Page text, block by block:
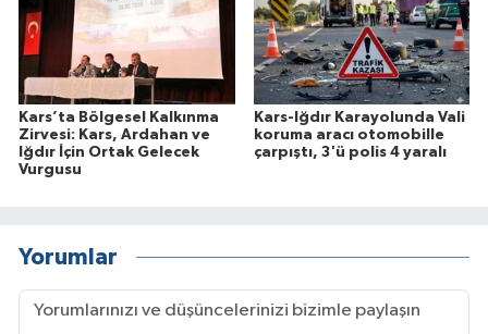
Kars’ta Bölgesel Kalkınma
Zirvesi: Kars, Ardahan ve
Iğdır İçin Ortak Gelecek
Vurgusu
Kars-Iğdır Karayolunda Vali
koruma aracı otomobille
çarpıştı, 3'ü polis 4 yaralı
Yorumlar